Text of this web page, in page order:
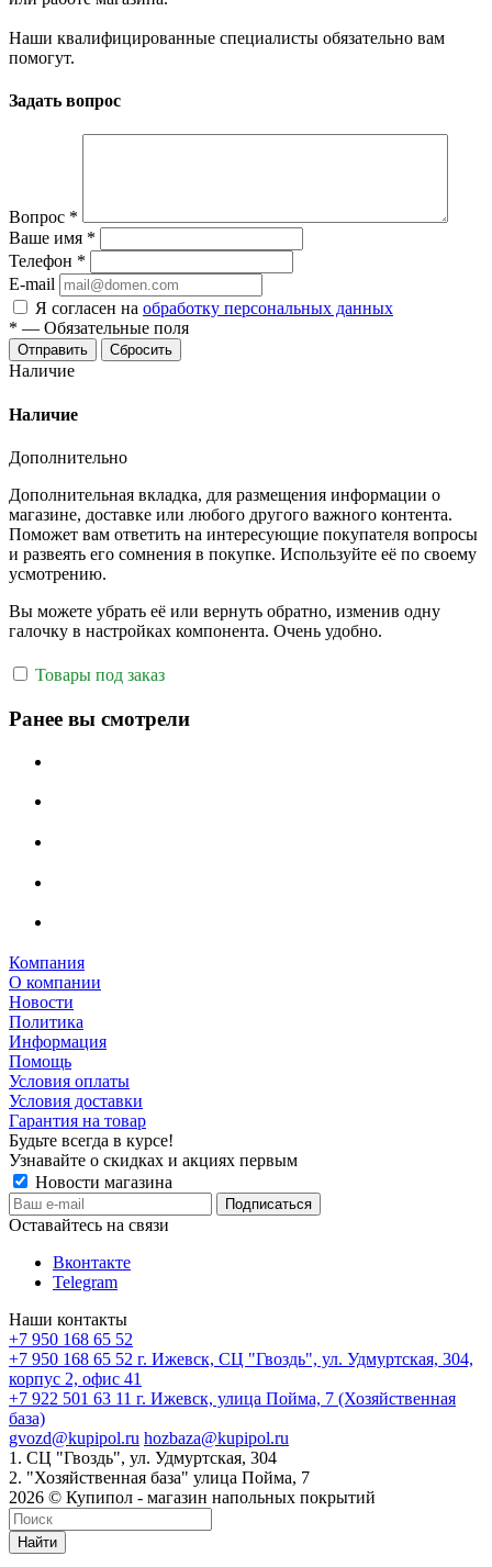
Наши квалифицированные специалисты обязательно вам
помогут.
Задать вопрос
Вопрос *
Ваше имя *
Телефон *
E-mail
Я согласен на обработку персональных данных
* — Обязательные поля
Отправить Сбросить
Наличие
Наличие
Дополнительно
Дополнительная вкладка, для размещения информации о
магазине, доставке или любого другого важного контента.
Поможет вам ответить на интересующие покупателя вопросы
и развеять его сомнения в покупке. Используйте её по своему
усмотрению.
Вы можете убрать её или вернуть обратно, изменив одну
галочку в настройках компонента. Очень удобно.
Товары под заказ
Ранее вы смотрели
Компания
О компании
Новости
Политика
Информация
Помощь
Условия оплаты
Условия доставки
Гарантия на товар
Будьте всегда в курсе!
Узнавайте о скидках и акциях первым
Новости магазина
Оставайтесь на связи
Вконтакте
Telegram
Наши контакты
+7 950 168 65 52
+7 950 168 65 52 г. Ижевск, СЦ "Гвоздь", ул. Удмуртская, 304,
корпус 2, офис 41
+7 922 501 63 11 г. Ижевск, улица Пойма, 7 (Хозяйственная
база)
gvozd@kupipol.ru hozbaza@kupipol.ru
1. СЦ "Гвоздь", ул. Удмуртская, 304
2. "Хозяйственная база" улица Пойма, 7
2026 © Купипол - магазин напольных покрытий
Найти